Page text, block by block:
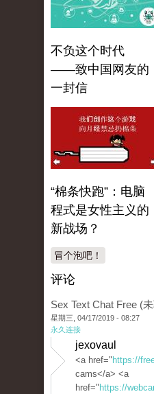
不负这个时代
——致中国网友的
一封信
“棉条快跑”：电脑
程式是女性主义的
新战场？
冒个泡吧！
评论
Sex Text Chat Free (
星期三, 04/17/2019 - 08:27
永久连接
jexovaul
<a href=" https://
cams</a> <a
href=" https://